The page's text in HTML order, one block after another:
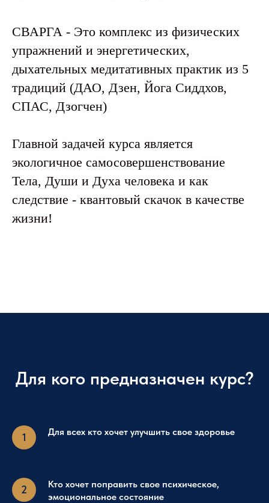
СВАРГА - Это комплекс из физических
упражнений и энергетических,
дыхательных медитативных практик из 5
традиций (ДАО, Дзен, Йога Сиддхов,
СПАС, Дзогчен)
Главной задачей курса является
экологичное самосовершенствование
Тела, Души и Духа человека и как
следствие - квантовый скачок в качестве
жизни!
Для кого предназначен курс?
Для всех кто хочет улучшить свое здоровье
Кто хочет поправить свое психическое,
эмоциональное состояние